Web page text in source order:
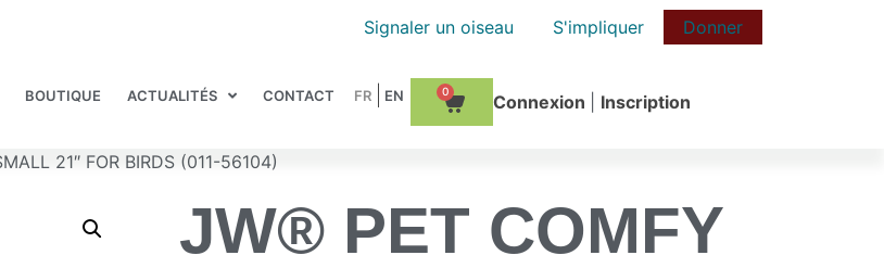
Signaler un oiseau S'impliquer Donner
BOUTIQUE ACTUALITÉS CONTACT 0 Сonnexion Inscription
21″ FOR BIRDS (011-56104)
JW® PET COMFY